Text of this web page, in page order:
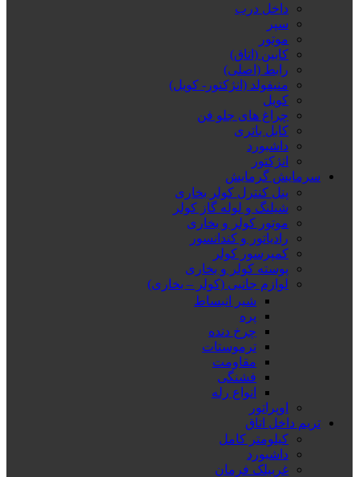
داخل درب
سپر
موتور
کابین (اتاق)
رابط (اصلی)
منیفولد (انژکتور- کویل)
کویل
چراغ های جلو فن
کابل باتری
داشبورد
انژکتور
سرمایش گرمایش
پنل کنترل کولر بخاری
شیلنگ و لوله گاز کولر
موتور کولر و بخاری
رادیاتور و کندانسور
کمپرسور کولر
پوسته کولر و بخاری
لوازم جانبی (کولر – بخاری)
شیر انبساط
پره
چرخ دنده
ترموستات
مقاومت
فشنگی
انواع رله
اوپراتور
تریم داخل اتاق
کیلومتر کامل
داشبورد
غربیلک فرمان